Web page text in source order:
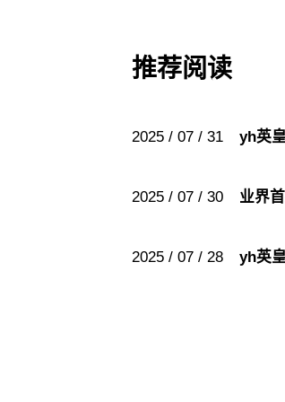
推荐阅读
2025 / 07 / 31 yh英
2025 / 07 / 30 业界
2025 / 07 / 28 yh英